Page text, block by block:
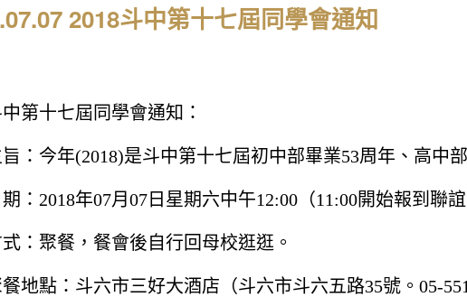
2018斗中第十七屆同學會通知
第十七屆同學會通知：
：今年(2018)是斗中第十七屆初中部畢業53周年、高中
： 2018年07月 07 日星期六中午12:00 （11:00開始報到聯誼
：聚餐，餐會後自行回母校逛逛。
餐地點：斗六市三好大酒店（斗六市斗六五路35號。 05-